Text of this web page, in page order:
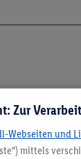
Zur
Webseiten und
mittels